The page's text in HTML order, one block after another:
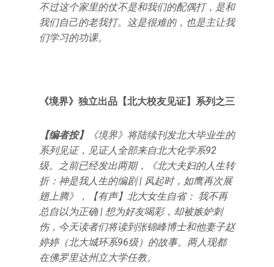
不过这个家里的仗不是和我们的配偶打，是和
我们自己的老我打。这是很难的，也是主让我
们学习的功课。
《境界》独立出品【北大校友见证】 系列之三
【编者按】
《境界》将陆续刊发北大毕业生的
系列见证，见证人全部来自北大化学系92
级。之前已经发出两期，《北大夫妇的人生转
折：神是我人生的编剧 | 风起时，如鹰再次展
翅上腾》，【有声】北大女生自省： 我不再
总自以为正确 | 想为好友喝彩，却被嫉妒刺
伤，今天读者们将读到张锦峰博士和他妻子赵
婷婷（北大城环系96级）的故事。两人现都
在佛罗里达州立大学任教。